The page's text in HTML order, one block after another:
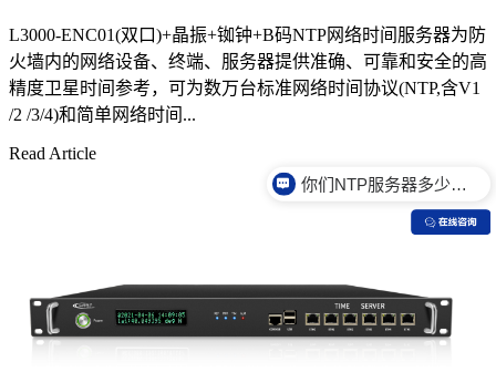
L3000-ENC01(双口)+晶振+铷钟+B码NTP网络时间服务器为防
火墙内的网络设备、终端、服务器提供准确、可靠和安全的高
精度卫星时间参考，可为数万台标准网络时间协议(NTP,含V1
/2 /3/4)和简单网络时间...
Read Article
你们NTP服务器是什么价格？